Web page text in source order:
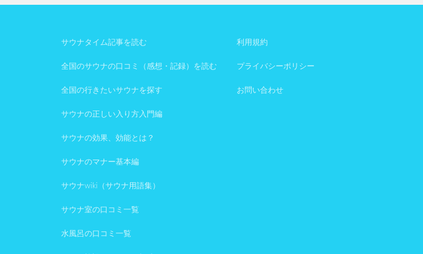
サウナタイム記事を読む
全国のサウナの口コミ（感想・記録）を読む
全国の行きたいサウナを探す
サウナの正しい入り方入門編
サウナの効果、効能とは？
サウナのマナー基本編
サウナwiki（サウナ用語集）
サウナ室の口コミ一覧
水風呂の口コミ一覧
利用規約
プライバシーポリシー
お問い合わせ